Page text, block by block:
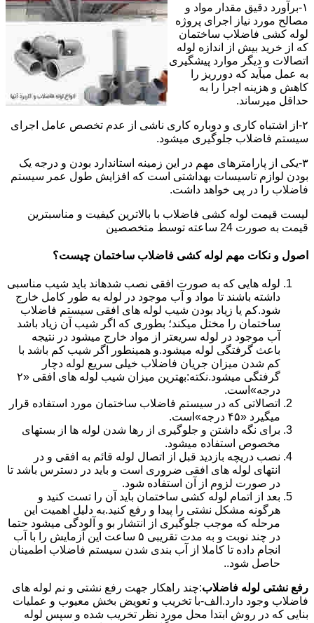
۱-برآورد دقیق مقدار مواد و
مصالح مورد نیاز اجرای پروژه
لوله کشی فاضلاب ساختمان
که از خرید بیش از اندازه لوله
اتصالات و دیگر موارد پیشگیری
به عمل میآید که دورریز را
کاهش و هزینه اجرا را به
حداقل میرساند.
۲-از اشتباه کاری و دوباره کاری ناشی از عدم تخصص عامل اجرای
سیستم فاضلاب جلوگیری میشود.
۳-یکی از پارامترهای مهم در این زمینه استاندارد بودن و درجه یک
بودن لوازم تاسیسات بهداشتی است که افزایش طول عمر سیستم
فاضلاب را در پی خواهد داشت.
لیست قیمت لوله کشی فاضلاب با بالاترین کیفیت و مناسبترین
قیمت به صورت 24 ساعته توسط متخصصین
اصول و نکات مهم لوله کشی فاضلاب ساختمان چیست؟
لوله هایی که به صورت افقی نصب شدهاند باید شیب مناسبی
داشته باشند تا مواد و آب موجود در لوله به طور کامل خارج
شود.کم یا زیاد بودن شیب لوله های افقی سیستم فاضلاب
ساختمان را مختل میکند؛ بطوری که اگر شیب آن زیاد باشد
آب موجود در لوله سریعتر از مواد خارج میشود در نتیجه
باعث گرفتگی لوله میشود.و همینطور اگر شیب کم باشد با
کم شدن میزان جریان فاضلاب خیلی سریع لوله دچار
گرفتگی میشود.نکته:بهترین میزان شیب لوله های افقی «۲
درجه»است.
اتصالاتی که در سیستم فاضلاب ساختمان مورد استفاده قرار
میگیرد «۴۵ درجه»است.
برای نگه داشتن و جلوگیری از رها شدن لوله ها از بستهای
مخصوص استفاده میشود.
نصب دریچه بازدید قبل از اتصال لوله قائم به افقی و در
انتهای لوله های افقی ضروری است و باید در دسترس باشد تا
در صورت لزوم از آن استفاده شود.
بعد از اتمام لوله کشی ساختمان باید آن را تست کنید و
هرگونه مشکل نشتی را پیدا و رفع کنید.به دلیل اهمیت این
مرحله که موجب جلوگیری از انتشار بو و آلودگی میشود حتما
در چند نوبت و به مدت تقریبی ۵ ساعت این آزمایش را با آب
انجام داده تا کاملا از آب بندی شدن سیستم فاضلاب اطمینان
حاصل شود..
رفع نشتی لوله فاضلاب:چند راهکار جهت رفع نشتی و نم لوله های
فاضلاب وجود دارد.الف-با تخریب و تعویض بخش معیوب و عملیات
بنایی که در روش ابتدا محل مورد نظر تخریب شده و سپس لوله